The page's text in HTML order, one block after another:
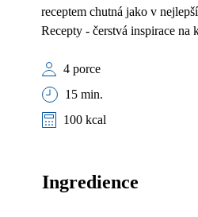
receptem chutná jako v
Recepty - čerstvá inspirace na
4 porce
15 min.
100 kcal
Ingredience